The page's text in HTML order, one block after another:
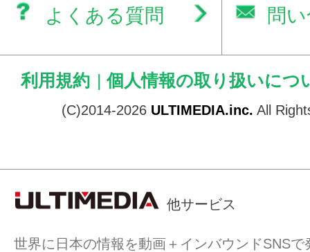
よくある質問 問
利用規約 | 個人情報の取り扱いにつ
(C)2014-2026 ULTIMEDIA.inc. All
他サービス
世界に日本の情報を動画＋インバウンドSNSで